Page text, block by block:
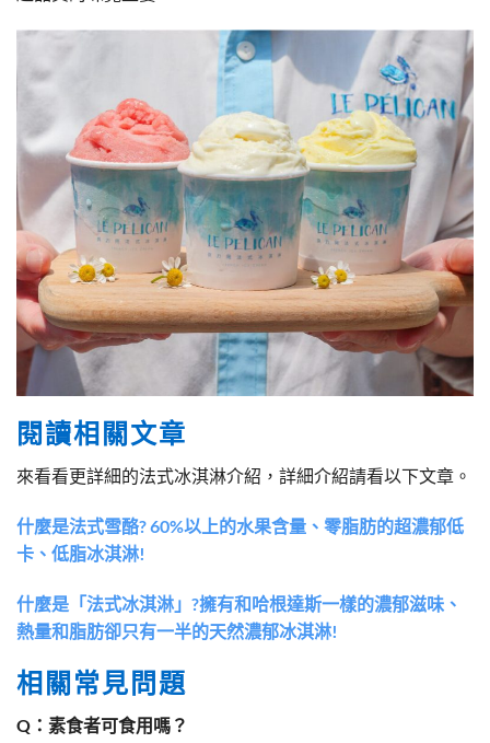
閱讀相關文章
來看看更詳細的法式冰淇淋介紹，詳細介紹請看以下文章。
什麼是法式雪酪? 60%以上的水果含量、零脂肪的超濃郁低
卡、低脂冰淇淋!
什麼是「法式冰淇淋」?擁有和哈根達斯一樣的濃郁滋味、
熱量和脂肪卻只有一半的天然濃郁冰淇淋!
相關常見問題
Q：素食者可食用嗎？